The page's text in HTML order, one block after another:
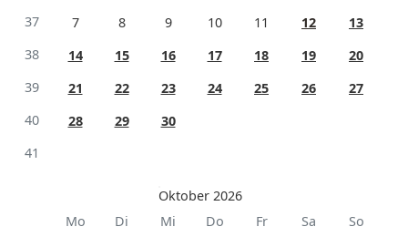
37
7 8 9 10 11 12
13
38
14 15 16 17 18 19
20
39
21 22 23 24 25 26
27
40
28 29
30
41
Oktober 2026
Mo
Di Mi Do Fr Sa
So